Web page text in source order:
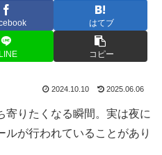
はてブ
LINE コピー
2024.10.10 2025.06.06
寄りたくなる瞬間。実は夜に
が行われていることがあり